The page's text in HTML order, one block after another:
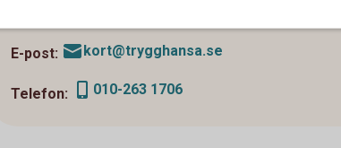
E-post: kort@trygghansa.se
Telefon: 010-263 1706